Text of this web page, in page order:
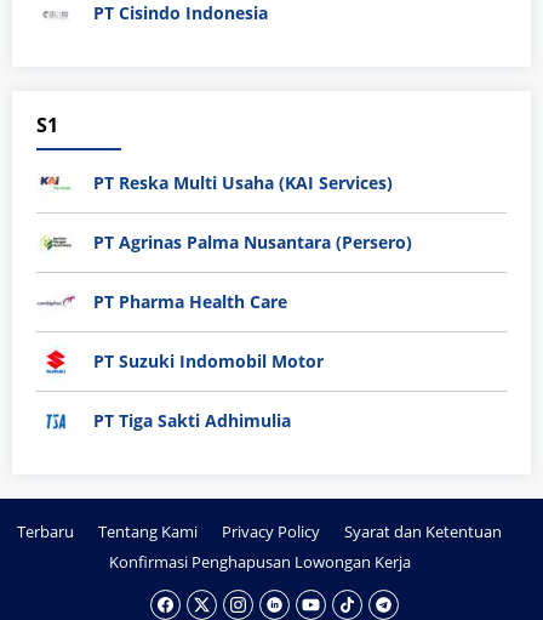
PT Cisindo Indonesia
S1
PT Reska Multi Usaha (KAI Services)
PT Agrinas Palma Nusantara (Persero)
PT Pharma Health Care
PT Suzuki Indomobil Motor
PT Tiga Sakti Adhimulia
Terbaru Tentang Kami Privacy Policy
Syarat dan Ketentuan
Konfirmasi Penghapusan Lowongan Kerja